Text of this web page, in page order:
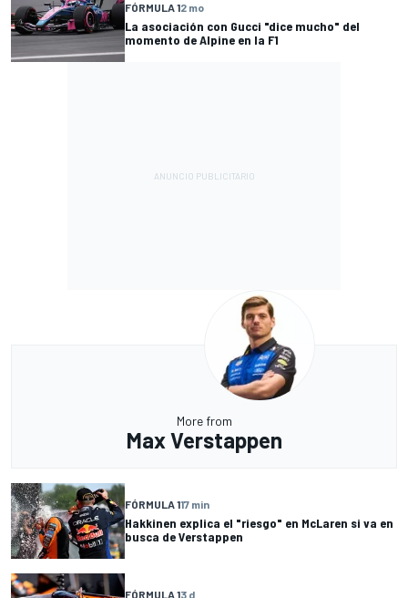
FÓRMULA 12 mo
La asociación con Gucci "dice mucho" del
momento de Alpine en la F1
More from
Max Verstappen
FÓRMULA 117 min
Hakkinen explica el "riesgo" en McLaren si va en
busca de Verstappen
FÓRMULA 13 d